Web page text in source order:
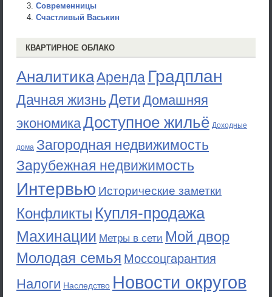
Современницы
Счастливый Васькин
КВАРТИРНОЕ ОБЛАКО
АналитикаАренда Градплан
Дачная жизньДети Домашняя
экономикаДоступное жильё Доходные
дома Загородная недвижимость
Зарубежная недвижимость
Интервью Исторические заметки
Конфликты Купля-продажа
Махинации Метры в сети Мой двор
Молодая семья Моссоцгарантия
Налоги Наследство Новости округов